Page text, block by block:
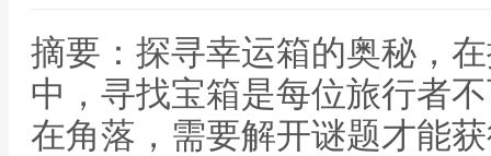
摘要：探寻幸运箱的奥秘，
中，寻找宝箱是每位旅行者
在角落，需要解开谜题才能